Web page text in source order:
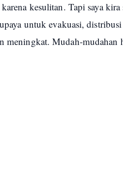
kesulitan. Tapi saya
untuk evakuasi, distribusi
meningkat. Mudah-mudahan